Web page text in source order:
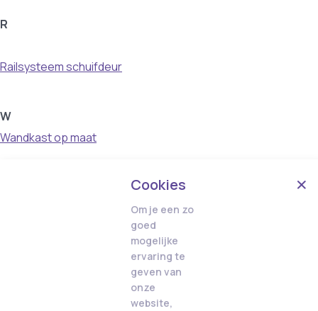
R
Railsysteem schuifdeur
W
Wandkast op maat
Cookies
Om je een zo
goed
mogelijke
ervaring te
geven van
onze
website,